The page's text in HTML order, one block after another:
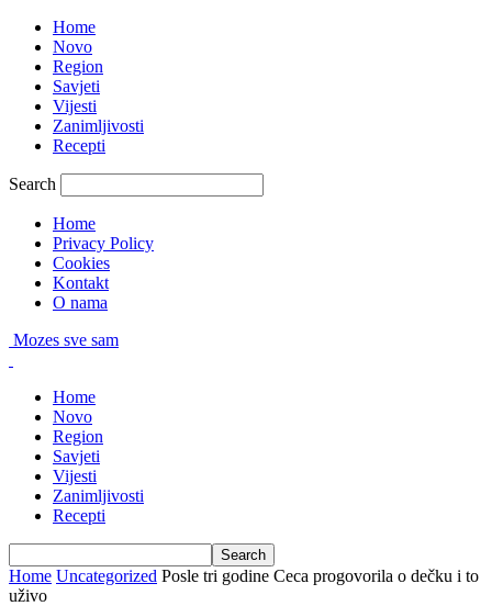
Home
Novo
Region
Savjeti
Vijesti
Zanimljivosti
Recepti
Search
Home
Privacy Policy
Cookies
Kontakt
O nama
Mozes sve sam
Home
Novo
Region
Savjeti
Vijesti
Zanimljivosti
Recepti
Home Uncategorized Posle tri godine Ceca progovorila o dečku i to
uživo